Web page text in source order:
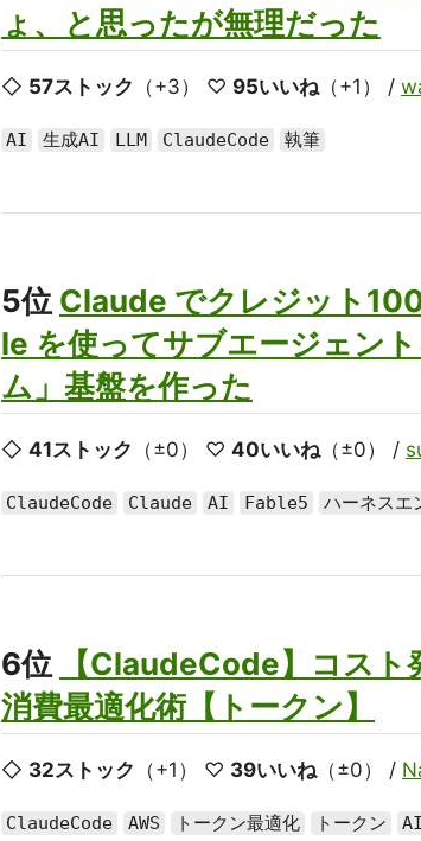
ょ、と思ったが無理だった
◇ 57ストック （+3） ♡ 95いいね（+1） /
AI 生成AI LLM ClaudeCode 執筆
5位 Claude でクレジット
le を使ってサブエージェン
ム」基盤を作った
◇ 41ストック （±0） ♡ 40いいね（±0） /
ClaudeCode Claude AI Fable5 ハーネスエ
6位
【ClaudeCode】コス
消費最適化術【トークン】
◇ 32ストック （+1） ♡ 39いいね（±0） /
ClaudeCode AWS トークン最適化 トークン AI